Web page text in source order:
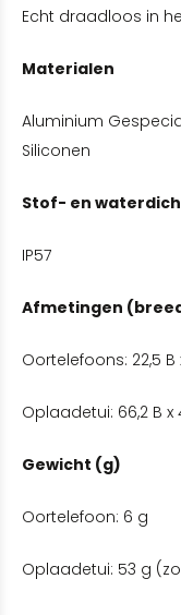
Echt draadloos in
Materialen
Aluminium
Siliconen
Stof- en
IP57
Afmetingen
Oortelefoons: 22,5 B
Oplaadetui: 66,2 B x
Gewicht (g)
Oortelefoon: 6 g
Oplaadetui: 53 g